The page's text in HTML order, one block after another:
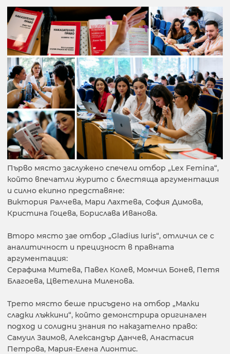
Първо място заслужено спечели отбор „Lex Femina“,
който впечатли журито с блестяща аргументация
и силно екипно представяне:
Виктория Ралчева, Мари Лахтева, София Димова,
Кристина Гоцева, Борислава Иванова.
Второ място зае отбор „Gladius Iuris“, отличил се с
аналитичност и прецизност в правната
аргументация:
Серафима Митева, Павел Колев, Момчил Бонев, Петя
Благоева, Цветелина Миленова.
Трето място беше присъдено на отбор „Малки
сладки лъжкини“, който демонстрира оригинален
подход и солидни знания по наказателно право:
Самуил Заимов, Александър Данчев, Анастасия
Петрова, Мария-Елена Лионтис.